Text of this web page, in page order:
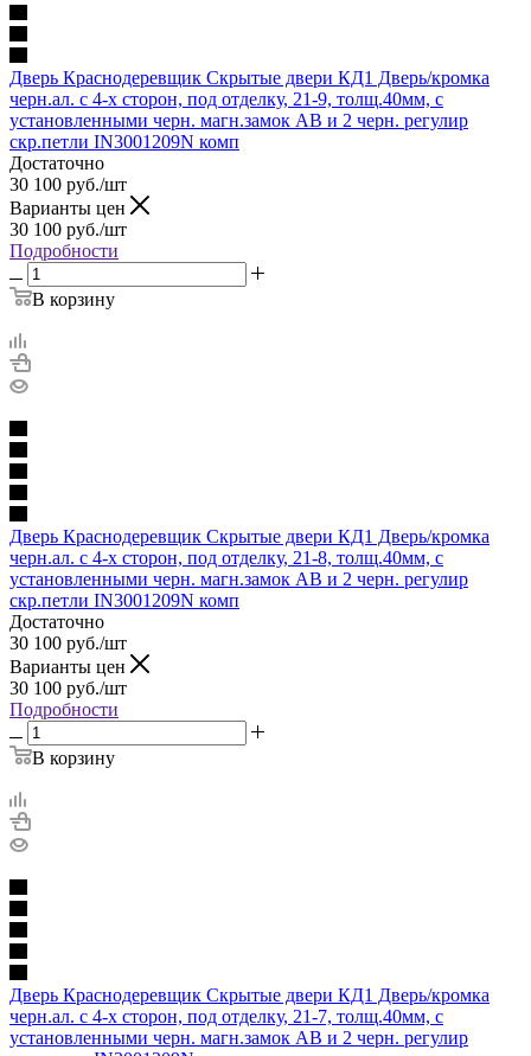
Дверь Краснодеревщик Скрытые двери КД1 Дверь/кромка
черн.ал. с 4-х сторон, под отделку, 21-9, толщ.40мм, с
установленными черн. магн.замок AB и 2 черн. регулир
скр.петли IN3001209N комп
Достаточно
30 100 руб./шт
Варианты цен
30 100 руб./шт
Подробности
В корзину
Дверь Краснодеревщик Скрытые двери КД1 Дверь/кромка
черн.ал. с 4-х сторон, под отделку, 21-8, толщ.40мм, с
установленными черн. магн.замок AB и 2 черн. регулир
скр.петли IN3001209N комп
Достаточно
30 100 руб./шт
Варианты цен
30 100 руб./шт
Подробности
В корзину
Дверь Краснодеревщик Скрытые двери КД1 Дверь/кромка
черн.ал. с 4-х сторон, под отделку, 21-7, толщ.40мм, с
установленными черн. магн.замок AB и 2 черн. регулир